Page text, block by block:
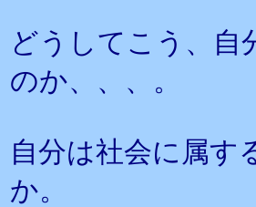
どうしてこう、自
のか、、、。
自分は社会に属す
か。